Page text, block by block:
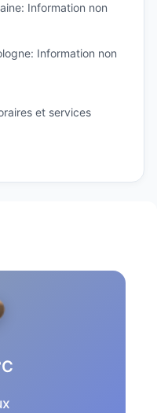
Information non
Information non
et services